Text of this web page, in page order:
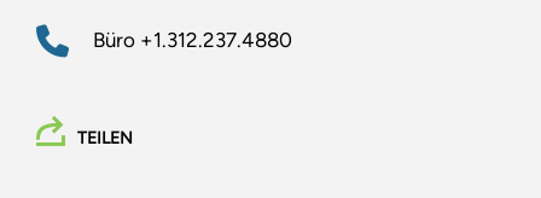
Büro +1.312.237.4880
TEILEN